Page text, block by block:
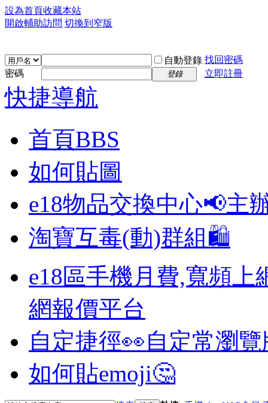
設為首頁收藏本站
開啟輔助訪問 切換到窄版
自動登錄 找回密碼
密碼
登錄 立即註冊
快捷導航
首頁BBS
如何貼圖
e18物品交換中心📢主
淘寶互毒(動)群組🛍️
e18區手機月費,寬頻上
網報價平台
自定捷徑👀自定常瀏
如何貼emoji🤔